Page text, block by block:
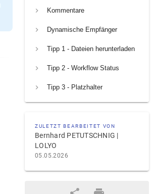
Kommentare
Dynamische Empfänger
Tipp 1 - Dateien herunterladen
Tipp 2 - Workflow Status
Tipp 3 - Platzhalter
ZULETZT BEARBEITET VON
Bernhard PETUTSCHNIG |
LOLYO
05.05.2026